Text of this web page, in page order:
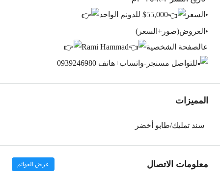
•السعر
55,000$ للدونم الواحد
•العروض(صور+السعر)
عالصفحة الشخصية
Rami Hammad
للتواصل مسنجر-واتساب+هاتف 0939246980
المميزات
سند تمليك/طابو أخضر
معلومات الاتصال عرض القوائم